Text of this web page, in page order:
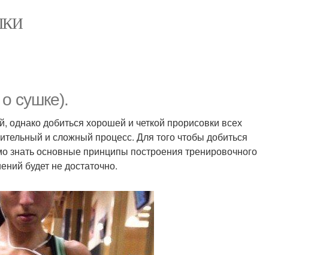
сушке).
добиться хорошей и четкой прорисовки всех
и сложный процесс. Для того чтобы добиться
знать основные принципы построения тренировочного
будет не достаточно.